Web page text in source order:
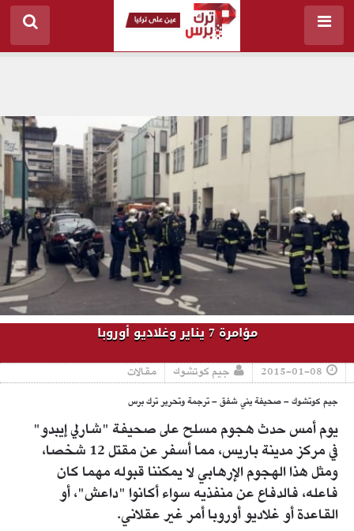
مؤامرة 7 يناير وغلاديو أوروبا
2015-01-08 جيم كوتشوك مقالات
جيم كوتشوك – صحيفة يني شفق – ترجمة وتحرير ترك برس
يوم أمس حدث هجوم مسلح على صحيفة "شارلي إيبدو"
في مركز مدينة باريس، مما أسفر عن مقتل 12 شخصا،
ومثل هذا الهجوم الإرهابي لا يمكننا قبوله مهما كان
فاعله، فالدفاع عن منفذيه سواء أكانوا "داعش"، أو
القاعدة أو غلاديو أوروبا أمر غير عقلاني.